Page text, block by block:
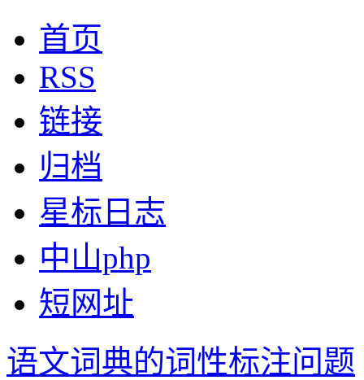
首页
RSS
链接
归档
星标日志
中山php
短网址
语文词典的词性标注问题